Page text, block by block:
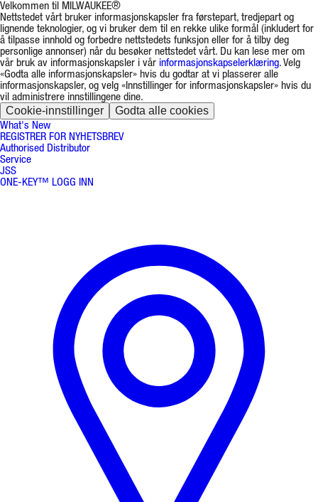
Velkommen til MILWAUKEE®
Nettstedet vårt bruker informasjonskapsler fra førstepart, tredjepart og
lignende teknologier, og vi bruker dem til en rekke ulike formål (inkludert for
å tilpasse innhold og forbedre nettstedets funksjon eller for å tilby deg
personlige annonser) når du besøker nettstedet vårt. Du kan lese mer om
vår bruk av informasjonskapsler i vår informasjonskapselerklæring. Velg
«Godta alle informasjonskapsler» hvis du godtar at vi plasserer alle
informasjonskapsler, og velg «Innstillinger for informasjonskapsler» hvis du
vil administrere innstillingene dine.
Cookie-innstillinger Godta alle cookies
What's New
REGISTRER FOR NYHETSBREV
Authorised Distributor
Service
JSS
ONE-KEY™ LOGG INN